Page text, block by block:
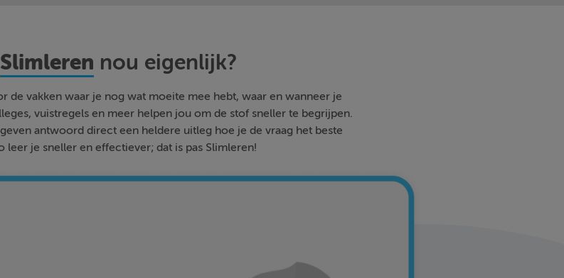
Slimleren nou eigenlijk?
de vakken waar je nog wat moeite mee hebt, waar en wanneer je
vuistregels en meer helpen jou om de stof sneller te begrijpen.
antwoord direct een heldere uitleg hoe je de vraag het beste
leer je sneller en effectiever; dat is pas Slimleren!